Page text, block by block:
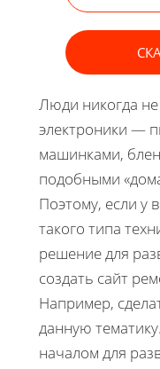
Люди никогда не
электроники —
машинками,
подобными
Поэтому, если у
такого типа
решение для
создать сайт
Например,
данную
началом для